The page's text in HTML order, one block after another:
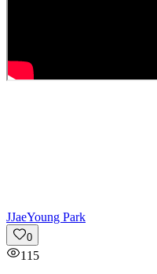
JJaeYoung Park
0
115